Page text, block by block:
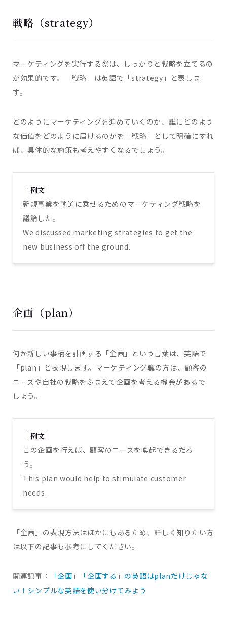
戦略（strategy）
マーケティングを実行する際は、しっかりと戦略を立てるの
が効果的です。「戦略」は英語で「strategy」と表しま
す。
どのようにマーケティングを進めていくのか、誰にどのよう
な価値をどのように届けるのかを「戦略」として明確にすれ
ば、具体的な施策も考えやすくなるでしょう。
［例文］
新規事業を軌道に乗せるためのマーケティング戦略を
議論した。
We discussed marketing strategies to get the
new business off the ground.
企画（plan）
何か新しい事柄を計画する「企画」という言葉は、英語で
「plan」と表現します。マーケティング職の方は、顧客の
ニーズや自社の戦略をふまえて企画を考える機会があるで
しょう。
［例文］
この企画を行えば、顧客のニーズを喚起できるだろ
う。
This plan would help to stimulate customer
needs.
「企画」の表現方法はほかにもあるため、詳しく知りたい方
は以下の記事も参考にしてください。
関連記事：
「企画」「企画する」の英語はplanだけじゃな
い！シンプルな英語を使い分けてみよう